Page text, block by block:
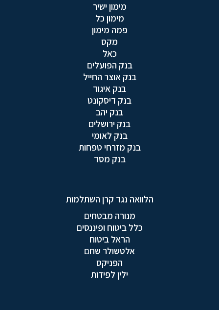
מימון ישיר
מימון כל
פמה מימון
מקס
כאל
בנק הפועלים
בנק אוצר החייל
בנק איגוד
בנק דיסקונט
בנק יהב
בנק ירושלים
בנק לאומי
בנק מזרחי טפחות
בנק מסד
הלוואה נגד קרן השתלמות
מנורה מבטחים
כלל ביטוח ופיננסים
הראל ביטוח
אלטשולר שחם
הפניקס
ילין לפידות